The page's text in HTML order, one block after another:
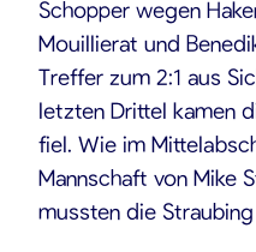
Schopper wegen
Mouillierat und
Treffer zum 2:1 aus
letzten Drittel kamen
fiel. Wie im
Mannschaft von Mike
mussten die